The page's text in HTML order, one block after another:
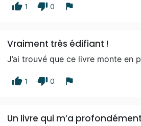
thumb_up 1 thumb_down 0 flag
Vraiment très édifiant !
J’ai trouvé que ce livre monte en
thumb_up 1 thumb_down 0 flag
Un livre qui m’a